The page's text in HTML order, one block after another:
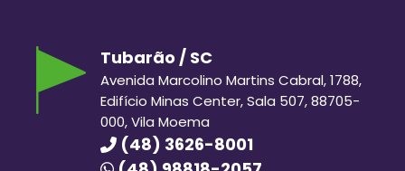
Tubarão / SC
Avenida Marcolino Martins Cabral, 1788,
Edifício Minas Center, Sala 507, 88705-
000, Vila Moema
(48) 3626-8001